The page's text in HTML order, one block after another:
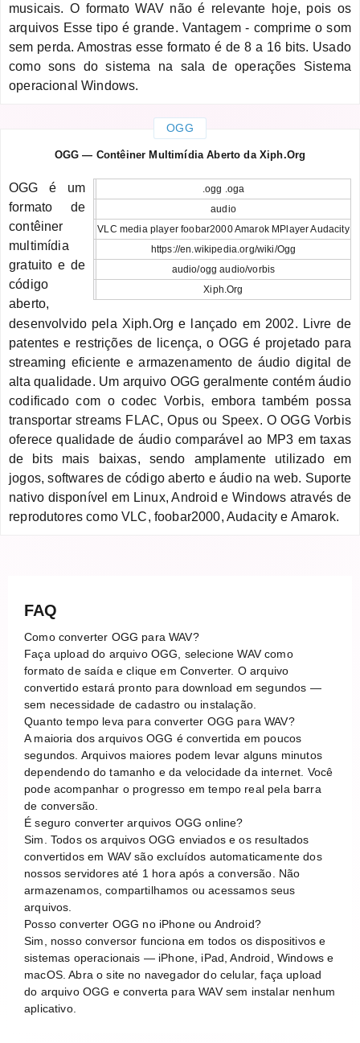
musicais. O formato WAV não é relevante hoje, pois os
arquivos Esse tipo é grande. Vantagem - comprime o som
sem perda. Amostras esse formato é de 8 a 16 bits. Usado
como sons do sistema na sala de operações Sistema
operacional Windows.
OGG
OGG — Contêiner Multimídia Aberto da Xiph.Org
.ogg .oga
audio
VLC media player foobar2000 Amarok MPlayer Audacity
https://en.wikipedia.org/wiki/Ogg
audio/ogg audio/vorbis
Xiph.Org
OGG é um
formato de
contêiner
multimídia
gratuito e de
código
aberto,
desenvolvido pela Xiph.Org e lançado em 2002. Livre de
patentes e restrições de licença, o OGG é projetado para
streaming eficiente e armazenamento de áudio digital de
alta qualidade. Um arquivo OGG geralmente contém áudio
codificado com o codec Vorbis, embora também possa
transportar streams FLAC, Opus ou Speex. O OGG Vorbis
oferece qualidade de áudio comparável ao MP3 em taxas
de bits mais baixas, sendo amplamente utilizado em
jogos, softwares de código aberto e áudio na web. Suporte
nativo disponível em Linux, Android e Windows através de
reprodutores como VLC, foobar2000, Audacity e Amarok.
FAQ
Como converter OGG para WAV?
Faça upload do arquivo OGG, selecione WAV como
formato de saída e clique em Converter. O arquivo
convertido estará pronto para download em segundos —
sem necessidade de cadastro ou instalação.
Quanto tempo leva para converter OGG para WAV?
A maioria dos arquivos OGG é convertida em poucos
segundos. Arquivos maiores podem levar alguns minutos
dependendo do tamanho e da velocidade da internet. Você
pode acompanhar o progresso em tempo real pela barra
de conversão.
É seguro converter arquivos OGG online?
Sim. Todos os arquivos OGG enviados e os resultados
convertidos em WAV são excluídos automaticamente dos
nossos servidores até 1 hora após a conversão. Não
armazenamos, compartilhamos ou acessamos seus
arquivos.
Posso converter OGG no iPhone ou Android?
Sim, nosso conversor funciona em todos os dispositivos e
sistemas operacionais — iPhone, iPad, Android, Windows e
macOS. Abra o site no navegador do celular, faça upload
do arquivo OGG e converta para WAV sem instalar nenhum
aplicativo.